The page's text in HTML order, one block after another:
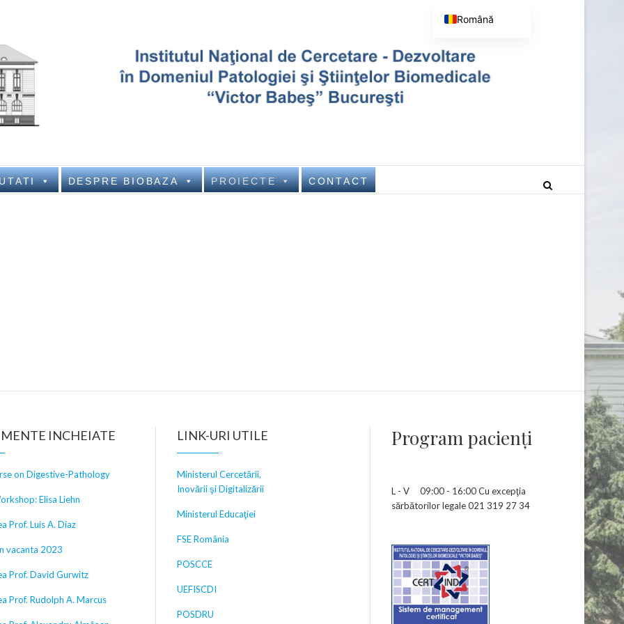
Institute of Pathology Victor Babeş –
Bucharest
DESPRE BIOBAZA PROIECTE CONTACT
INCHEIATE
on Digestive-Pathology
Elisa Liehn
Prof. Luis A. Diaz
vacanta 2023
Prof. David Gurwitz
Prof. Rudolph A. Marcus
LINK-URI UTILE
Ministerul Cercetării,
Inovării şi Digitalizării
Ministerul Educaţiei
FSE România
POSCCE
UEFISCDI
POSDRU
Program pacienţi
L - V 09:00 - 16:00 Cu excepţia
sărbătorilor legale 021 319 27 34
Română